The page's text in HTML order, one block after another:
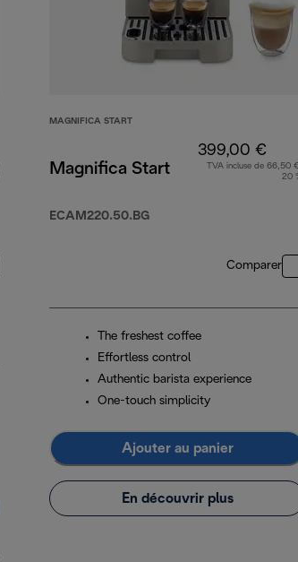
MAGNIFICA START
Magnifica Start
ECAM220.50.BG
399,00 €
TVA incluse de 66,50
20
Comparer
The freshest coffee
Effortless control
Authentic barista experience
One-touch simplicity
Ajouter au panier
En découvrir plus